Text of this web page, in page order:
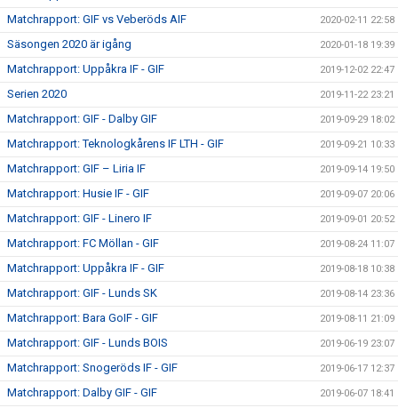
Matchrapport: GIF vs Veberöds AIF 2020-02-11 22:58
Säsongen 2020 är igång 2020-01-18 19:39
Matchrapport: Uppåkra IF - GIF 2019-12-02 22:47
Serien 2020 2019-11-22 23:21
Matchrapport: GIF - Dalby GIF 2019-09-29 18:02
Matchrapport: Teknologkårens IF LTH - GIF 2019-09-21 10:33
Matchrapport: GIF – Liria IF 2019-09-14 19:50
Matchrapport: Husie IF - GIF 2019-09-07 20:06
Matchrapport: GIF - Linero IF 2019-09-01 20:52
Matchrapport: FC Möllan - GIF 2019-08-24 11:07
Matchrapport: Uppåkra IF - GIF 2019-08-18 10:38
Matchrapport: GIF - Lunds SK 2019-08-14 23:36
Matchrapport: Bara GoIF - GIF 2019-08-11 21:09
Matchrapport: GIF - Lunds BOIS 2019-06-19 23:07
Matchrapport: Snogeröds IF - GIF 2019-06-17 12:37
Matchrapport: Dalby GIF - GIF 2019-06-07 18:41